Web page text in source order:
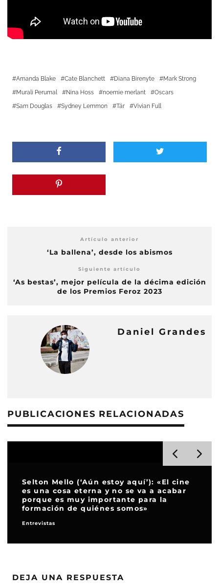
Amanda Blake Cate Blanchett Diana Birenyte
Mark Strong
Murali Perumal
Nina Hoss noemie merlant
Oscars
Sam Douglas
Sydney Lemmon Tár Vivian Full
Artículo anterior
‘La ballena’, desde los abismos
Siguiente artículo
‘As bestas’, mejor película de la décima edición
de los Premios Feroz 2023
Daniel Grandes
PUBLICACIONES RELACIONADAS
estoy aquí’): «El cine
y no se va a acabar
para la
somos»
‘Eleonora Duse: La
divino y lo mundano.
DEJA UNA RESPUESTA